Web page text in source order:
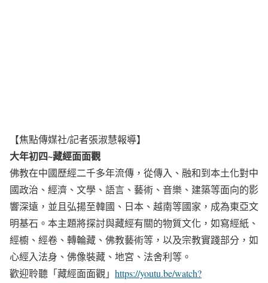
【焦點傳媒社/記者張淑慧報導】
大年初四~藏經面面觀
佛教在中國歷經二千多年流傳，從傳入、融和到本土化對中
國政治、經濟、文學、語言、藝術、音樂、建築等面向的影
響深遠，並且弘揚至韓國、日本、越南等國家，成為東亞文
明基石。本主題將探討與藏經有關的物質文化，如寫經紙、
經櫥、經卷、轉輪藏、佛教藝術等，以及宗教實踐部分，如
心經入法身、佛像裝藏、地宮、法舍利等。
歡迎聆聽「藏經面面觀」 https://youtu.be/watch?